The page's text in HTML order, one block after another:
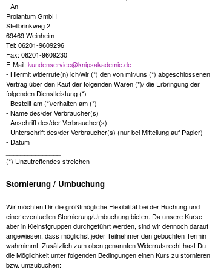
- An
Prolantum GmbH
Stellbrinkweg 2
69469 Weinheim
Tel: 06201-9609296
Fax: 06201-9609230
E-Mail:kundenservice@knipsakademie.de
- Hiermit widerrufe(n) ich/wir (*) den von mir/uns (*) abgeschlossenen
Vertrag über den Kauf der folgenden Waren (*)/ die Erbringung der
folgenden Dienstleistung (*)
- Bestellt am (*)/erhalten am (*)
- Name des/der Verbraucher(s)
- Anschrift des/der Verbraucher(s)
- Unterschrift des/der Verbraucher(s) (nur bei Mitteilung auf Papier)
- Datum
(*) Unzutreffendes streichen
Stornierung / Umbuchung
Wir möchten Dir die größtmögliche Flexibilität bei der Buchung und
einer eventuellen Stornierung/Umbuchung bieten. Da unsere Kurse
aber in Kleinstgruppen durchgeführt werden, sind wir dennoch darauf
angewiesen, dass möglichst jeder Teilnehmer den gebuchten Termin
wahrnimmt. Zusätzlich zum oben genannten Widerrufsrecht hast Du
die Möglichkeit unter folgenden Bedingungen einen Kurs zu stornieren
bzw. umzubuchen: